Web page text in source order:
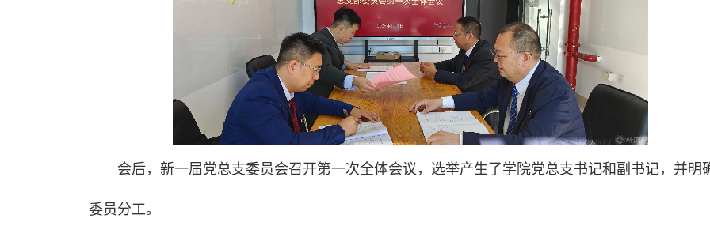
会后，新一届党总支委员会召开第一次全体会议，选举产生了学院党总支书记和副书记，并明
委员分工。